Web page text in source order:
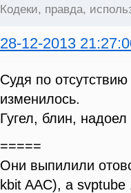
Кодеки, правда,
28-12-2013
Судя по
изменилось.
Гугел, блин,
=====
Они выпилили
kbit AAC), а